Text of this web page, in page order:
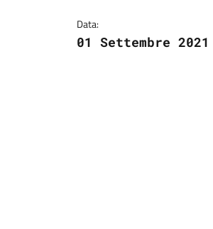
Data:
01 Settembre 2021